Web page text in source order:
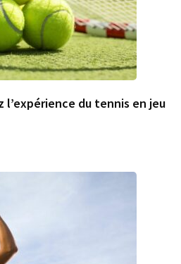
l’expérience du tennis en jeu